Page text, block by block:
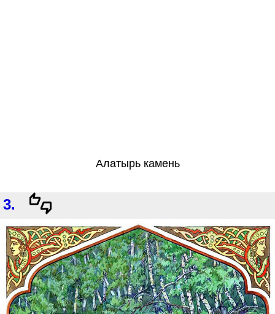
Алатырь камень
3.